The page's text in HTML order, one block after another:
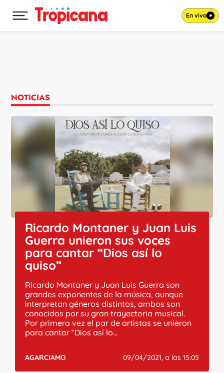
Desplegar menú principal En vivo
NOTICIAS
Ricardo Montaner y Juan Luis
Guerra unieron sus voces
para cantar “Dios así lo
quiso”
Ricardo Montaner y Juan Luis Guerra son
grandes exponentes de la música, aunque
interpretan géneros distintos, ambos son
conocidos por su gran trayectoria musical.
Por primera vez el par de artistas se unieron
para cantar “Dios así lo...
AGARCIAMO 09/04/2021, a las 15:05